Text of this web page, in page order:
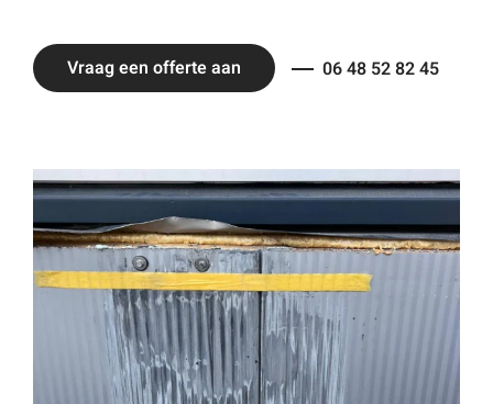
Vraag een offerte aan 06 48 52 82 45